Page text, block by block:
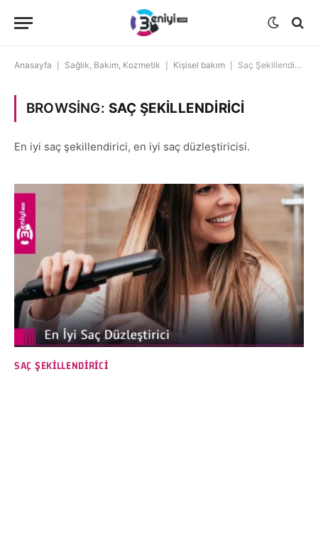
Anasayfa Sağlık, Bakım, Kozmetik Kişisel bakım Saç Şekillendirici
BROWSING: SAÇ ŞEKILLENDIRICI
En iyi saç şekillendirici, en iyi saç düzleştiricisi.
SAÇ ŞEKILLENDIRICI